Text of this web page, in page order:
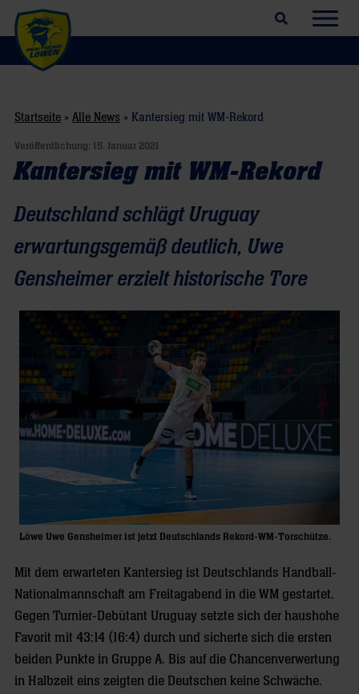
Suchfeld öffnen
Startseite » Alle News » Kantersieg mit WM-Rekord
Veröffentlichung: 15. Januar 2021
Kantersieg mit WM-Rekord
Deutschland schlägt Uruguay
erwartungsgemäß deutlich, Uwe
Gensheimer erzielt historische Tore
Löwe Uwe Gensheimer ist jetzt Deutschlands Rekord-WM-Torschütze.
Mit dem erwarteten Kantersieg ist Deutschlands Handball-
Nationalmannschaft am Freitagabend in die WM gestartet.
Gegen Turnier-Debütant Uruguay setzte sich der haushohe
Favorit mit 43:14 (16:4) durch und sicherte sich die ersten
beiden Punkte in Gruppe A. Bis auf die Chancenverwertung
in Halbzeit eins zeigten die Deutschen keine Schwäche.